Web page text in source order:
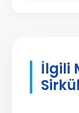
İlgili